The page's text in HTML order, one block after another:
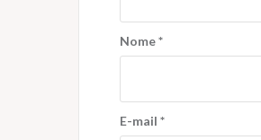
Nome*
E-mail *